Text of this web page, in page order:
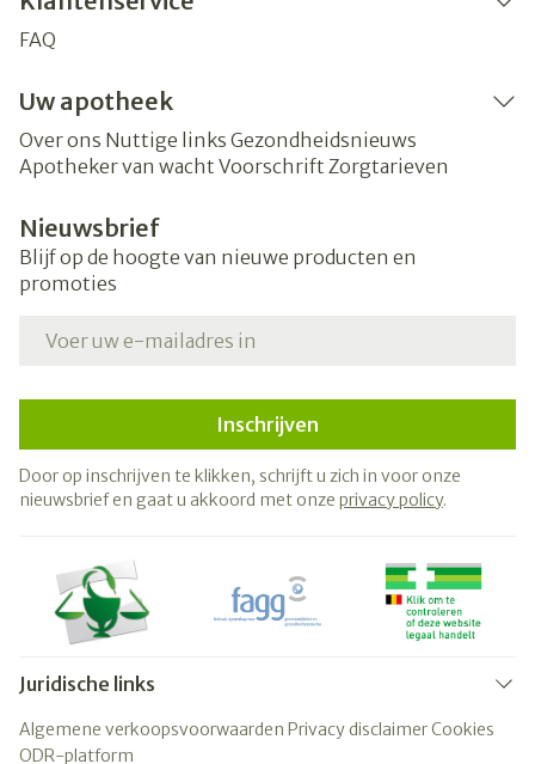
FAQ
Uw apotheek
Over ons Nuttige links Gezondheidsnieuws
Apotheker van wacht Voorschrift Zorgtarieven
Nieuwsbrief
Blijf op de hoogte van nieuwe producten en
promoties
Inschrijven
Door op inschrijven te klikken, schrijft u zich in voor onze
nieuwsbrief en gaat u akkoord met onze privacy policy.
Juridische links
Algemene verkoopsvoorwaarden Privacy disclaimerCookies
ODR-platform